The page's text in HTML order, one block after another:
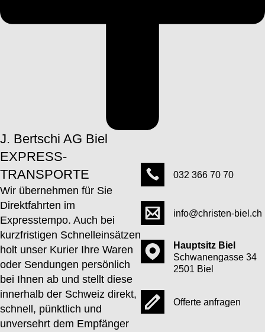
J. Bertschi AG Biel
032 366 70 70
info@christen-biel.ch
Hauptsitz Biel
Schwanengasse 34
2501 Biel
Offerte anfragen
EXPRESS-
TRANSPORTE
Wir übernehmen für Sie
Direktfahrten im
Expresstempo. Auch bei
kurzfristigen Schnelleinsätzen
holt unser Kurier Ihre Waren
oder Sendungen persönlich
bei Ihnen ab und stellt diese
innerhalb der Schweiz direkt,
schnell, pünktlich und
unversehrt dem Empfänger